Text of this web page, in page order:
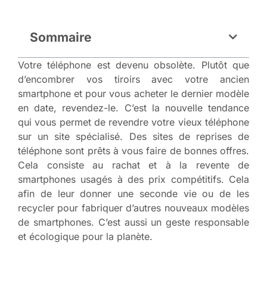
Sommaire
Votre téléphone est devenu obsolète. Plutôt que
d’encombrer vos tiroirs avec votre ancien
smartphone et pour vous acheter le dernier modèle
en date, revendez-le. C’est la nouvelle tendance
qui vous permet de revendre votre vieux téléphone
sur un site spécialisé. Des sites de reprises de
téléphone sont prêts à vous faire de bonnes offres.
Cela consiste au rachat et à la revente de
smartphones usagés à des prix compétitifs. Cela
afin de leur donner une seconde vie ou de les
recycler pour fabriquer d’autres nouveaux modèles
de smartphones. C’est aussi un geste responsable
et écologique pour la planète.